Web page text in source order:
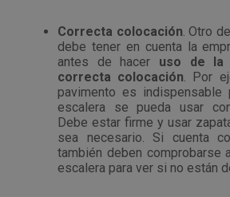
Correcta colocación. Otro
debe tener en cuenta la
antes de hacer uso de la
correcta colocación. Por
pavimento es indispensable
escalera se pueda usar
Debe estar firme y usar
sea necesario. Si cuenta
también deben comprobarse
escalera para ver si no están